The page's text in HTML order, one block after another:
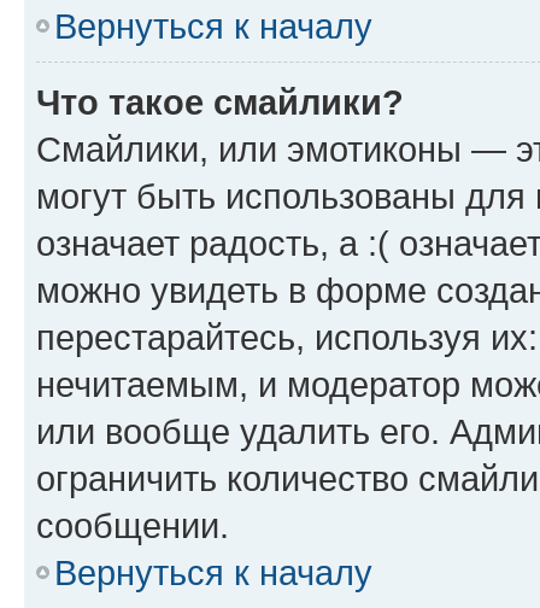
Вернуться к началу
Что такое смайлики?
Смайлики, или эмотиконы —
могут быть использованы
означает радость, а :(
можно увидеть в форме
перестарайтесь, используя
нечитаемым, и модератор
или вообще удалить его.
ограничить количество
сообщении.
Вернуться к началу